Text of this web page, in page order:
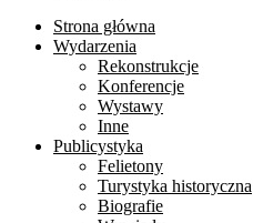
Strona główna
Wydarzenia
Rekonstrukcje
Konferencje
Wystawy
Inne
Publicystyka
Felietony
Turystyka historyczna
Biografie